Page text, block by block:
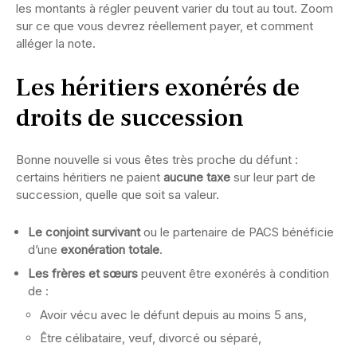
les montants à régler peuvent varier du tout au tout. Zoom
sur ce que vous devrez réellement payer, et comment
alléger la note.
Les héritiers exonérés de
droits de succession
Bonne nouvelle si vous êtes très proche du défunt :
certains héritiers ne paient aucune taxe sur leur part de
succession, quelle que soit sa valeur.
Le conjoint survivantou le partenaire de PACS bénéficie
d’une exonération totale.
Les frères et sœurs peuvent être exonérés à condition
de :
Avoir vécu avec le défunt depuis au moins 5 ans,
Être célibataire, veuf, divorcé ou séparé,